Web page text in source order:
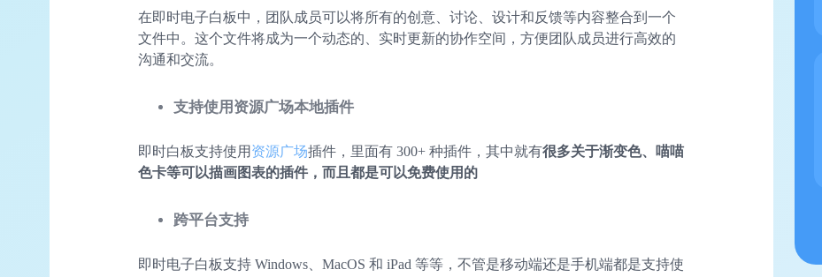
在即时电子白板中，团队成员可以将所有的创意、讨论、设计和反馈等内容整合到一个
文件中。这个文件将成为一个动态的、实时更新的协作空间，方便团队成员进行高效的
沟通和交流。
支持使用资源广场本地插件
即时白板支持使用 资源广场插件，里面有 300+ 种插件，其中就有很多关于渐变色、喵喵
色卡等可以描画图表的插件，而且都是可以免费使用的
跨平台支持
即时电子白板支持 Windows、MacOS 和 iPad 等等，不管是移动端还是手机端都是支持使